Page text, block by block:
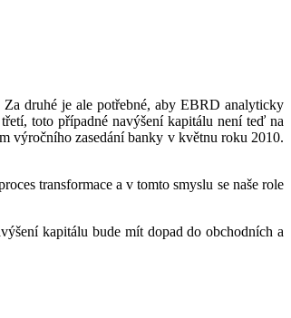
druhé je ale potřebné, aby EBRD analyticky
toto případné navýšení kapitálu není teď na
výročního zasedání banky v květnu roku 2010.
transformace a v tomto smyslu se naše role
kapitálu bude mít dopad do obchodních a